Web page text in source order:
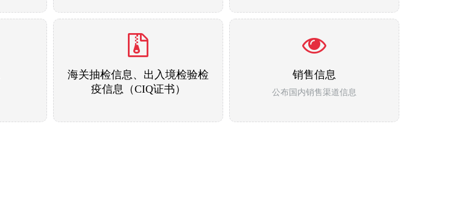
海关抽检信息、出入境检验检
疫信息（CIQ证书）
销售信息
公布国内销售渠道信息